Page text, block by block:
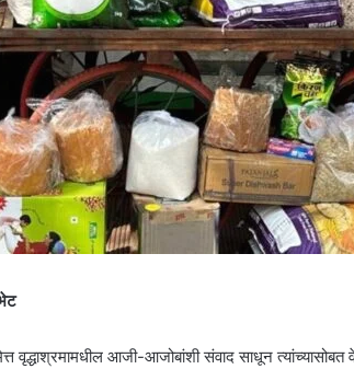
वृद्धाश्रमामधील आजी-आजोबांशी संवाद साधून